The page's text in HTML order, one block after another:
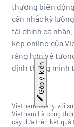
thường biến
cân nhắc kỹ
tài chính cá
kép online của
ràng hơn về
định thông minh
Góp ý kiến
VietnamSalary, với
Vietnam Là cổng
cậy dựa trên kết quả